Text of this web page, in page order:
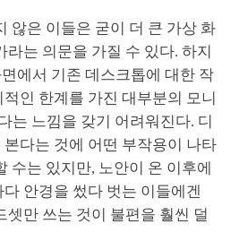
않은 이들은 굳이 더 큰 가상 화
라는 의문을 가질 수 있다. 하지
에서 기존 데스크톱에 대한 작
인 한계를 가진 대부분의 모니
는 느낌을 갖기 어려워진다. 디
다는 것에 어떤 부작용이 나타
수는 있지만, 노안이 온 이후에
안경을 썼다 벗는 이들에겐
셋만 쓰는 것이 불편을 훨씬 덜